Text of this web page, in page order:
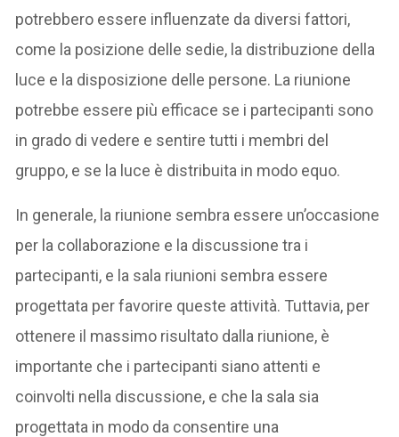
potrebbero essere influenzate da diversi fattori,
come la posizione delle sedie, la distribuzione della
luce e la disposizione delle persone. La riunione
potrebbe essere più efficace se i partecipanti sono
in grado di vedere e sentire tutti i membri del
gruppo, e se la luce è distribuita in modo equo.
In generale, la riunione sembra essere un’occasione
per la collaborazione e la discussione tra i
partecipanti, e la sala riunioni sembra essere
progettata per favorire queste attività. Tuttavia, per
ottenere il massimo risultato dalla riunione, è
importante che i partecipanti siano attenti e
coinvolti nella discussione, e che la sala sia
progettata in modo da consentire una